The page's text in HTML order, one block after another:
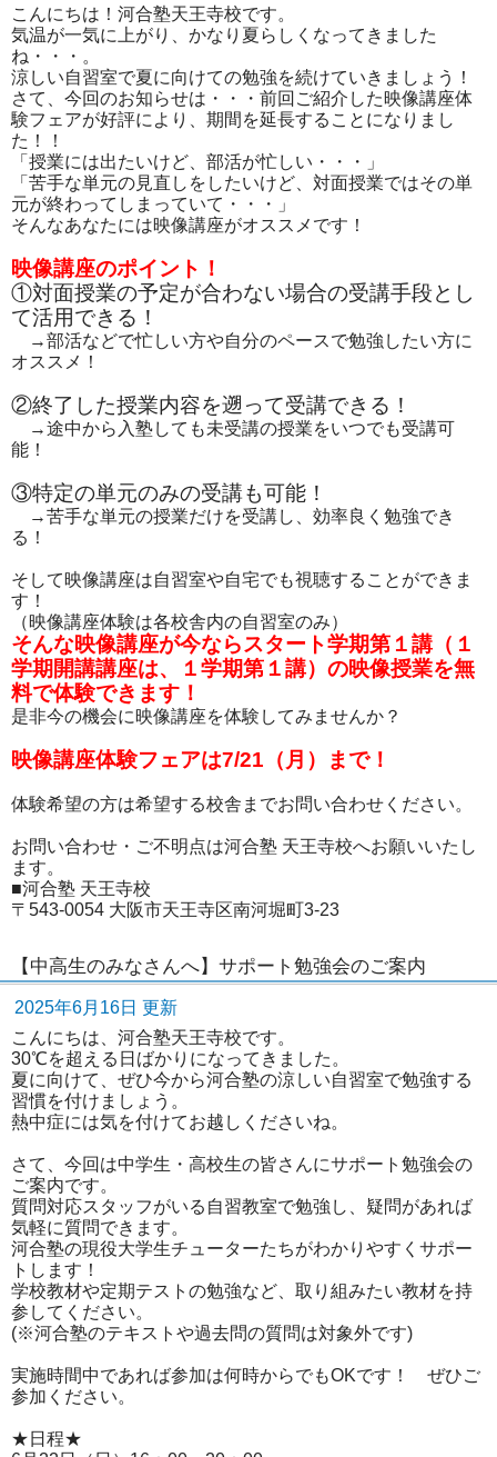
こんにちは！河合塾天王寺校です。
気温が一気に上がり、かなり夏らしくなってきました
ね・・・。
涼しい自習室で夏に向けての勉強を続けていきましょう！
さて、今回のお知らせは・・・前回ご紹介した映像講座体
験フェアが好評により、期間を延長することになりまし
た！！
「授業には出たいけど、部活が忙しい・・・」
「苦手な単元の見直しをしたいけど、対面授業ではその単
元が終わってしまっていて・・・」
そんなあなたには映像講座がオススメです！
映像講座のポイント！
①対面授業の予定が合わない場合の受講手段とし
て活用できる！
→部活などで忙しい方や自分のペースで勉強したい方に
オススメ！
②終了した授業内容を遡って受講できる！
→途中から入塾しても未受講の授業をいつでも受講可
能！
③特定の単元のみの受講も可能！
→苦手な単元の授業だけを受講し、効率良く勉強でき
る！
そして映像講座は自習室や自宅でも視聴することができま
す！
（映像講座体験は各校舎内の自習室のみ）
そんな映像講座が今ならスタート学期第１講（１
学期開講講座は、１学期第１講）の映像授業を無
料で体験できます！
是非今の機会に映像講座を体験してみませんか？
映像講座体験フェアは7/21（月）まで！
体験希望の方は希望する校舎までお問い合わせください。
お問い合わせ・ご不明点は河合塾 天王寺校へお願いいたし
ます。
■河合塾 天王寺校
〒543-0054 大阪市天王寺区南河堀町3-23
【中高生のみなさんへ】サポート勉強会のご案内
2025年6月16日 更新
こんにちは、河合塾天王寺校です。
30℃を超える日ばかりになってきました。
夏に向けて、ぜひ今から河合塾の涼しい自習室で勉強する
習慣を付けましょう。
熱中症には気を付けてお越しくださいね。
さて、今回は中学生・高校生の皆さんにサポート勉強会の
ご案内です。
質問対応スタッフがいる自習教室で勉強し、疑問があれば
気軽に質問できます。
河合塾の現役大学生チューターたちがわかりやすくサポー
トします！
学校教材や定期テストの勉強など、取り組みたい教材を持
参してください。
(※河合塾のテキストや過去問の質問は対象外です)
実施時間中であれば参加は何時からでもOKです！ ぜひご
参加ください。
★日程★